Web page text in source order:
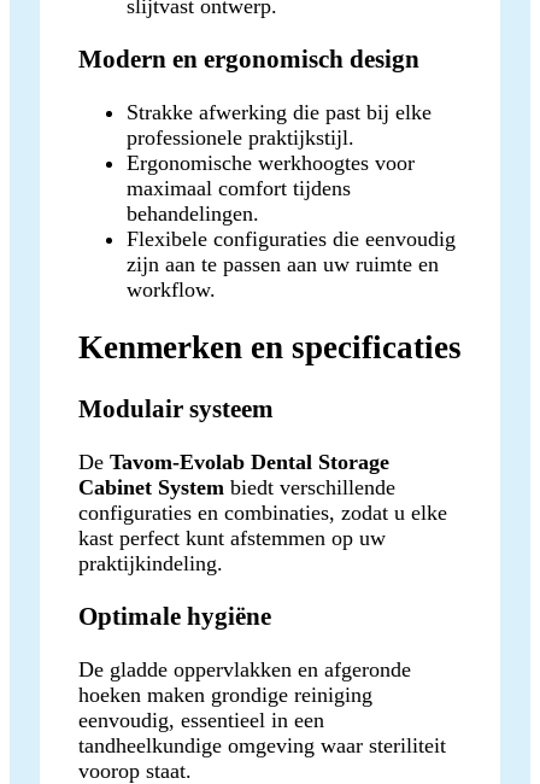
slijtvast ontwerp.
Modern en ergonomisch design
Strakke afwerking die past bij elke
professionele praktijkstijl.
Ergonomische werkhoogtes voor
maximaal comfort tijdens
behandelingen.
Flexibele configuraties die eenvoudig
zijn aan te passen aan uw ruimte en
workflow.
Kenmerken en specificaties
Modulair systeem
De Tavom-Evolab Dental Storage
Cabinet System biedt verschillende
configuraties en combinaties, zodat u elke
kast perfect kunt afstemmen op uw
praktijkindeling.
Optimale hygiëne
De gladde oppervlakken en afgeronde
hoeken maken grondige reiniging
eenvoudig, essentieel in een
tandheelkundige omgeving waar steriliteit
voorop staat.